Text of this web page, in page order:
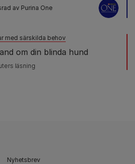
av Purina One
med särskilda behov
om din blinda hund
läsning
Nyhetsbrev​